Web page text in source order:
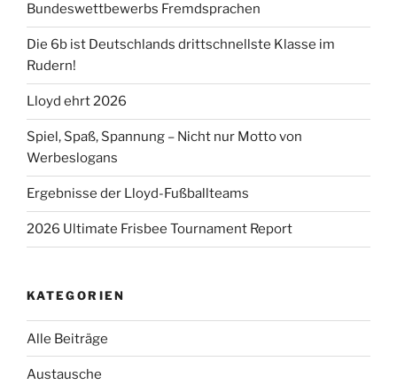
Bundeswettbewerbs Fremdsprachen
Die 6b ist Deutschlands drittschnellste Klasse im
Rudern!
Lloyd ehrt 2026
Spiel, Spaß, Spannung – Nicht nur Motto von
Werbeslogans
Ergebnisse der Lloyd-Fußballteams
2026 Ultimate Frisbee Tournament Report
KATEGORIEN
Alle Beiträge
Austausche